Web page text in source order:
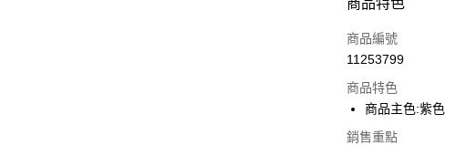
信用卡一次付款
Apple Pay
街口支付
商品特色
商品編號
11253799
商品特色
商品主色:紫色
銷售重點